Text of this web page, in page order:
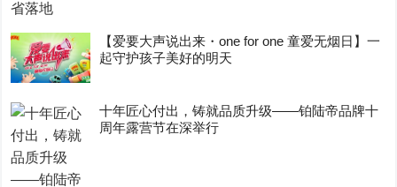
【爱要大声说出来・one for one 童爱无烟日】一
起守护孩子美好的明天
十年匠心付出，铸就品质升级——铂陆帝品牌十
周年露营节在深举行